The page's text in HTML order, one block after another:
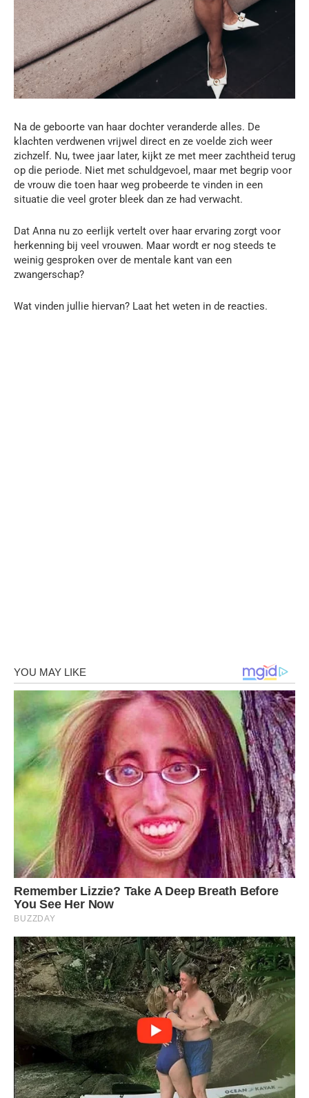
Na de geboorte van haar dochter veranderde alles. De
klachten verdwenen vrijwel direct en ze voelde zich weer
zichzelf. Nu, twee jaar later, kijkt ze met meer zachtheid terug
op die periode. Niet met schuldgevoel, maar met begrip voor
de vrouw die toen haar weg probeerde te vinden in een
situatie die veel groter bleek dan ze had verwacht.
Dat Anna nu zo eerlijk vertelt over haar ervaring zorgt voor
herkenning bij veel vrouwen. Maar wordt er nog steeds te
weinig gesproken over de mentale kant van een
zwangerschap?
Wat vinden jullie hiervan? Laat het weten in de reacties.